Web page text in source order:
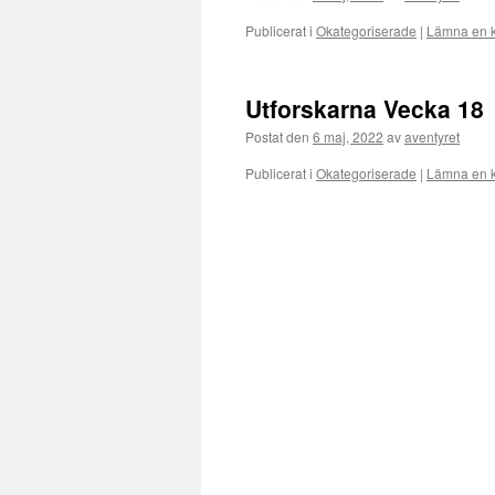
Publicerat i Okategoriserade | Lämna en
Utforskarna Vecka 18
Postat den 6 maj, 2022 avaventyret
Publicerat i Okategoriserade | Lämna en